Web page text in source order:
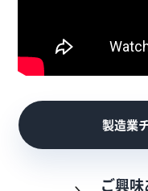
製造業
ご興